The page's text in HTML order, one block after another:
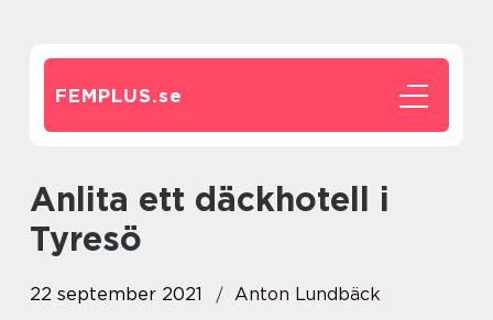
FEMPLUS.se
Anlita ett däckhotell i
Tyresö
22 september 2021
Anton Lundbäck